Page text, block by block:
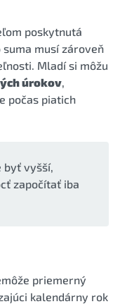
poskytnutá
musí zároveň
Mladí si môžu
úrokov,
počas piatich
byť vyšší,
započítať iba
priemerný
kalendárny rok